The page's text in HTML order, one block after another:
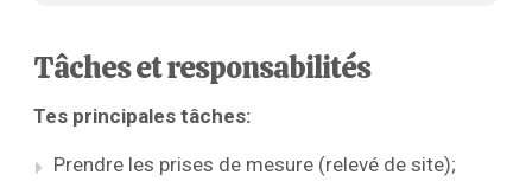
Tâches et responsabilités
Tes principales tâches:
Prendre les prises de mesure (relevé de site);